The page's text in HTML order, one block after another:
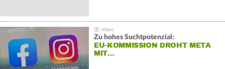
Zu hohes Suchtpotenzial:
EU-KOMMISSION DROHT META
MIT…